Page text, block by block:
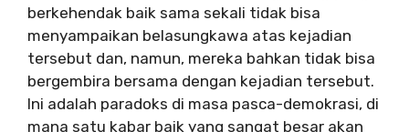
berkehendak baik sama sekali tidak bisa
menyampaikan belasungkawa atas kejadian
tersebut dan, namun, mereka bahkan tidak bisa
bergembira bersama dengan kejadian tersebut.
Ini adalah paradoks di masa pasca-demokrasi, di
mana satu kabar baik yang sangat besar akan